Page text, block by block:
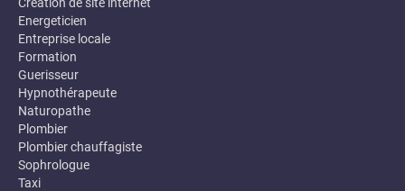
Energeticien
Entreprise locale
Formation
Guerisseur
Hypnothérapeute
Naturopathe
Plombier
Plombier chauffagiste
Sophrologue
Taxi